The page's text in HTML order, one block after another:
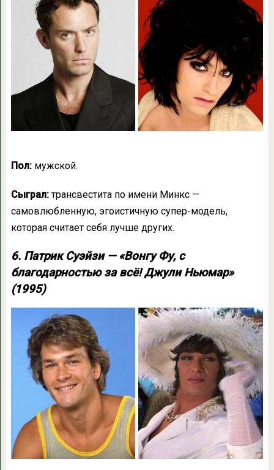
Пол:мужской.
Сыграл:трансвестита по имени Минкс —
самовлюбленную, эгоистичную супер-модель,
которая считает себя лучше других.
6. Патрик Суэйзи — «Вонгу Фу, с
благодарностью за всё! Джули Ньюмар»
(1995)